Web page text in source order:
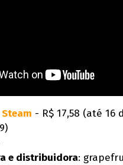
Steam - R$ 17,58 (até 16
e distribuidora: